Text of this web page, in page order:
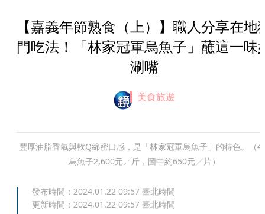
【嘉義年節熟食（上）】職人分享在地
門吃法！「林家冠軍烏魚子」蘸這一味
涮嘴
美食旅遊
豐厚油脂香氣與軟Q綿密口感，是「林家冠軍烏魚子」的特色。（4
烏魚子2,600元╱斤，圖中約650元╱片）
發布時間： 2024.01.22 09:57 臺北時間
更新時間： 2024.01.22 09:57 臺北時間